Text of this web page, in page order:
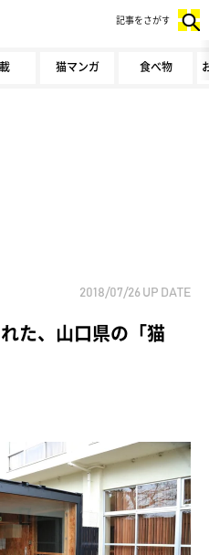
猫マンガ 食べ物
記事をさがす
2018/07/26 UP DATE
た、山口県の「猫